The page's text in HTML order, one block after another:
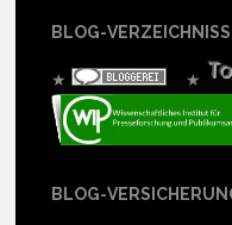
BLOG-
★ ★
BLOG-